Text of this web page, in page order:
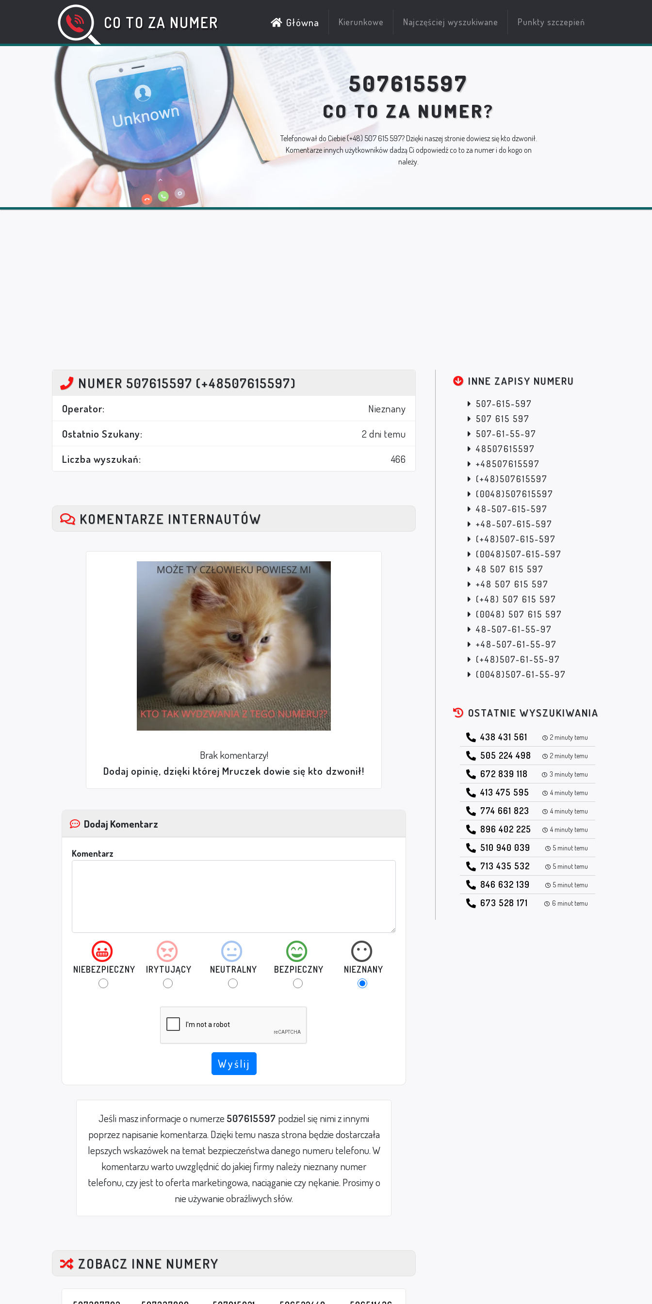
CO TO ZA NUMER Główna Kierunkowe Najczęściej wyszukiwane Punkty szczepień
507615597
CO TO ZA NUMER?
Telefonował do Ciebie(+48) 507 615 597? Dzięki naszej stronie dowiesz się kto dzwonił.
Komentarze innych użytkowników dadzą Ci odpowiedź co to za numer i do kogo on
należy.
NUMER 507615597 (+48507615597)
Operator:
Nieznany
Ostatnio Szukany:
2 dni temu
Liczba wyszukań:
466
KOMENTARZE INTERNAUTÓW
Brak komentarzy!
Dodaj opinię, dzięki której Mruczek dowie się kto dzwonił!
Dodaj Komentarz
Komentarz
NIEBEZPIECZNY IRYTUJĄCY NEUTRALNY BEZPIECZNY NIEZNANY
Wyślij
Jeśli masz informacje o numerze 507615597 podziel się nimi z innymi
poprzez napisanie komentarza. Dzięki temu nasza strona będzie dostarczała
lepszych wskazówek na temat bezpieczeństwa danego numeru telefonu. W
komentarzu warto uwzględnić do jakiej firmy należy nieznany numer
telefonu, czy jest to oferta marketingowa, naciąganie czy nękanie. Prosimy o
nie używanie obraźliwych słów.
ZOBACZ INNE NUMERY
INNE ZAPISY NUMERU
507-615-597
507 615 597
507-61-55-97
48507615597
+48507615597
(+48)507615597
(0048)507615597
48-507-615-597
+48-507-615-597
(+48)507-615-597
(0048)507-615-597
48 507 615 597
+48 507 615 597
(+48) 507 615 597
(0048) 507 615 597
48-507-61-55-97
+48-507-61-55-97
(+48)507-61-55-97
(0048)507-61-55-97
OSTATNIE WYSZUKIWANIA
438 431 561 2 minuty temu
505 224 498 2 minuty temu
672 839 118 3 minuty temu
413 475 595 4 minuty temu
774 661 823 4 minuty temu
896 402 225 4 minuty temu
510 940 039 5 minut temu
713 435 532 5 minut temu
846 632 139 5 minut temu
673 528 171 6 minut temu